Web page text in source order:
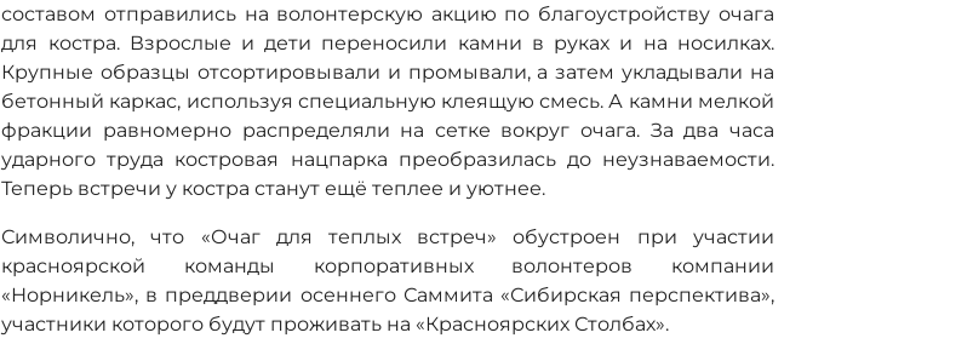
составом отправились на волонтерскую акцию по благоустройству очага
для костра. Взрослые и дети переносили камни в руках и на носилках.
Крупные образцы отсортировывали и промывали, а затем укладывали на
бетонный каркас, используя специальную клеящую смесь. А камни мелкой
фракции равномерно распределяли на сетке вокруг очага. За два часа
ударного труда костровая нацпарка преобразилась до неузнаваемости.
Теперь встречи у костра станут ещё теплее и уютнее.
Символично, что «Очаг для теплых встреч» обустроен при участии
красноярской команды корпоративных волонтеров компании
«Норникель», в преддверии осеннего Саммита «Сибирская перспектива»,
участники которого будут проживать на «Красноярских Столбах».